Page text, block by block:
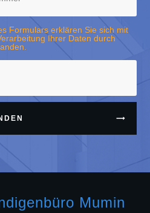
Formulars erklären Sie sich mit
Ihrer Daten durch
Mumin